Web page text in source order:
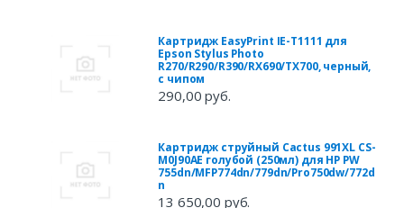
Картридж EasyPrint IE-T1111 для
Epson Stylus Photo
R270/R290/R390/RX690/TX700, черный,
с чипом
290,00 руб.
Картридж струйный Cactus 991XL CS-
M0J90AE голубой (250мл) для HP PW
755dn/MFP774dn/779dn/Pro750dw/772d
n
13 650,00 руб.